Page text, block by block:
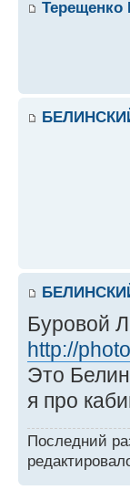
Терещенко
Буровой
http://
Это
я про
Последний